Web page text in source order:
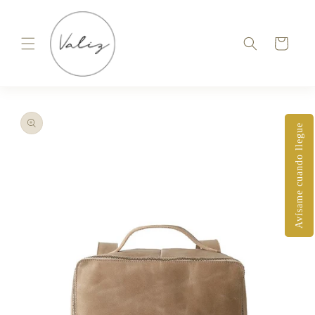
Avísame cuando llegue
directamente
al contenido
Carrito
a la
información